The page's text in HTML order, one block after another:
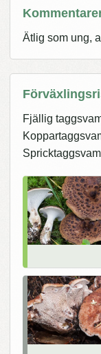
Ätlig som ung,
Fjällig